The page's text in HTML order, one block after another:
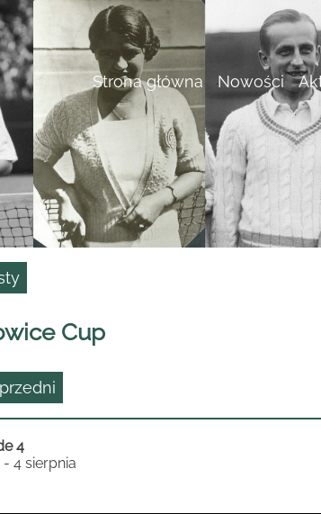
Strona główna Nowości
Cup
4
- 4 sierpnia